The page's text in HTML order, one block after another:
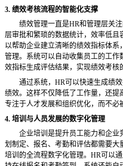
3. 绩效考核流程的智能化支撑
绩效管理一直是HR和管理层关
层审批和繁琐的数据统计，效率低且
以帮助企业建立清晰的绩效指标体
管理。系统可以自动收集员工的工
效指标生成评估结果，实现绩效考核
通过系统， HR可以快速生成绩
绩效。这样不仅降低了工作量，还
专注于人才发展和组织优化，而不必
4. 培训与人员发展的数字化管理
企业培训是提升员工能力和企业
划制定、报名、考勤和评估都需要大
培训的全流程数字化管理。 HR可以